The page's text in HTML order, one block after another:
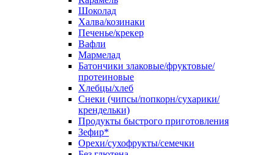
Шоколад
Халва/козинаки
Печенье/крекер
Вафли
Мармелад
Батончики злаковые/фруктовые/
протеиновые
Хлебцы/хлеб
Снеки (чипсы/попкорн/сухарики/
крендельки)
Продукты быстрого приготовления
Зефир*
Орехи/сухофрукты/семечки